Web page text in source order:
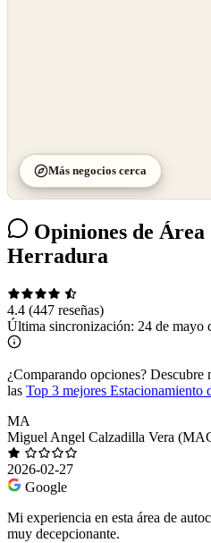
Más negocios cerca
Opiniones de
Herradura
4.4 (447 reseñas)
Última sincronización: 24 de mayo
¿Comparando opciones? Descubre
las Top 3 mejores Estacionamiento
MA
Miguel Angel Calzadilla Vera
2026-02-27
Google
Mi experiencia en esta área de
muy decepcionante.